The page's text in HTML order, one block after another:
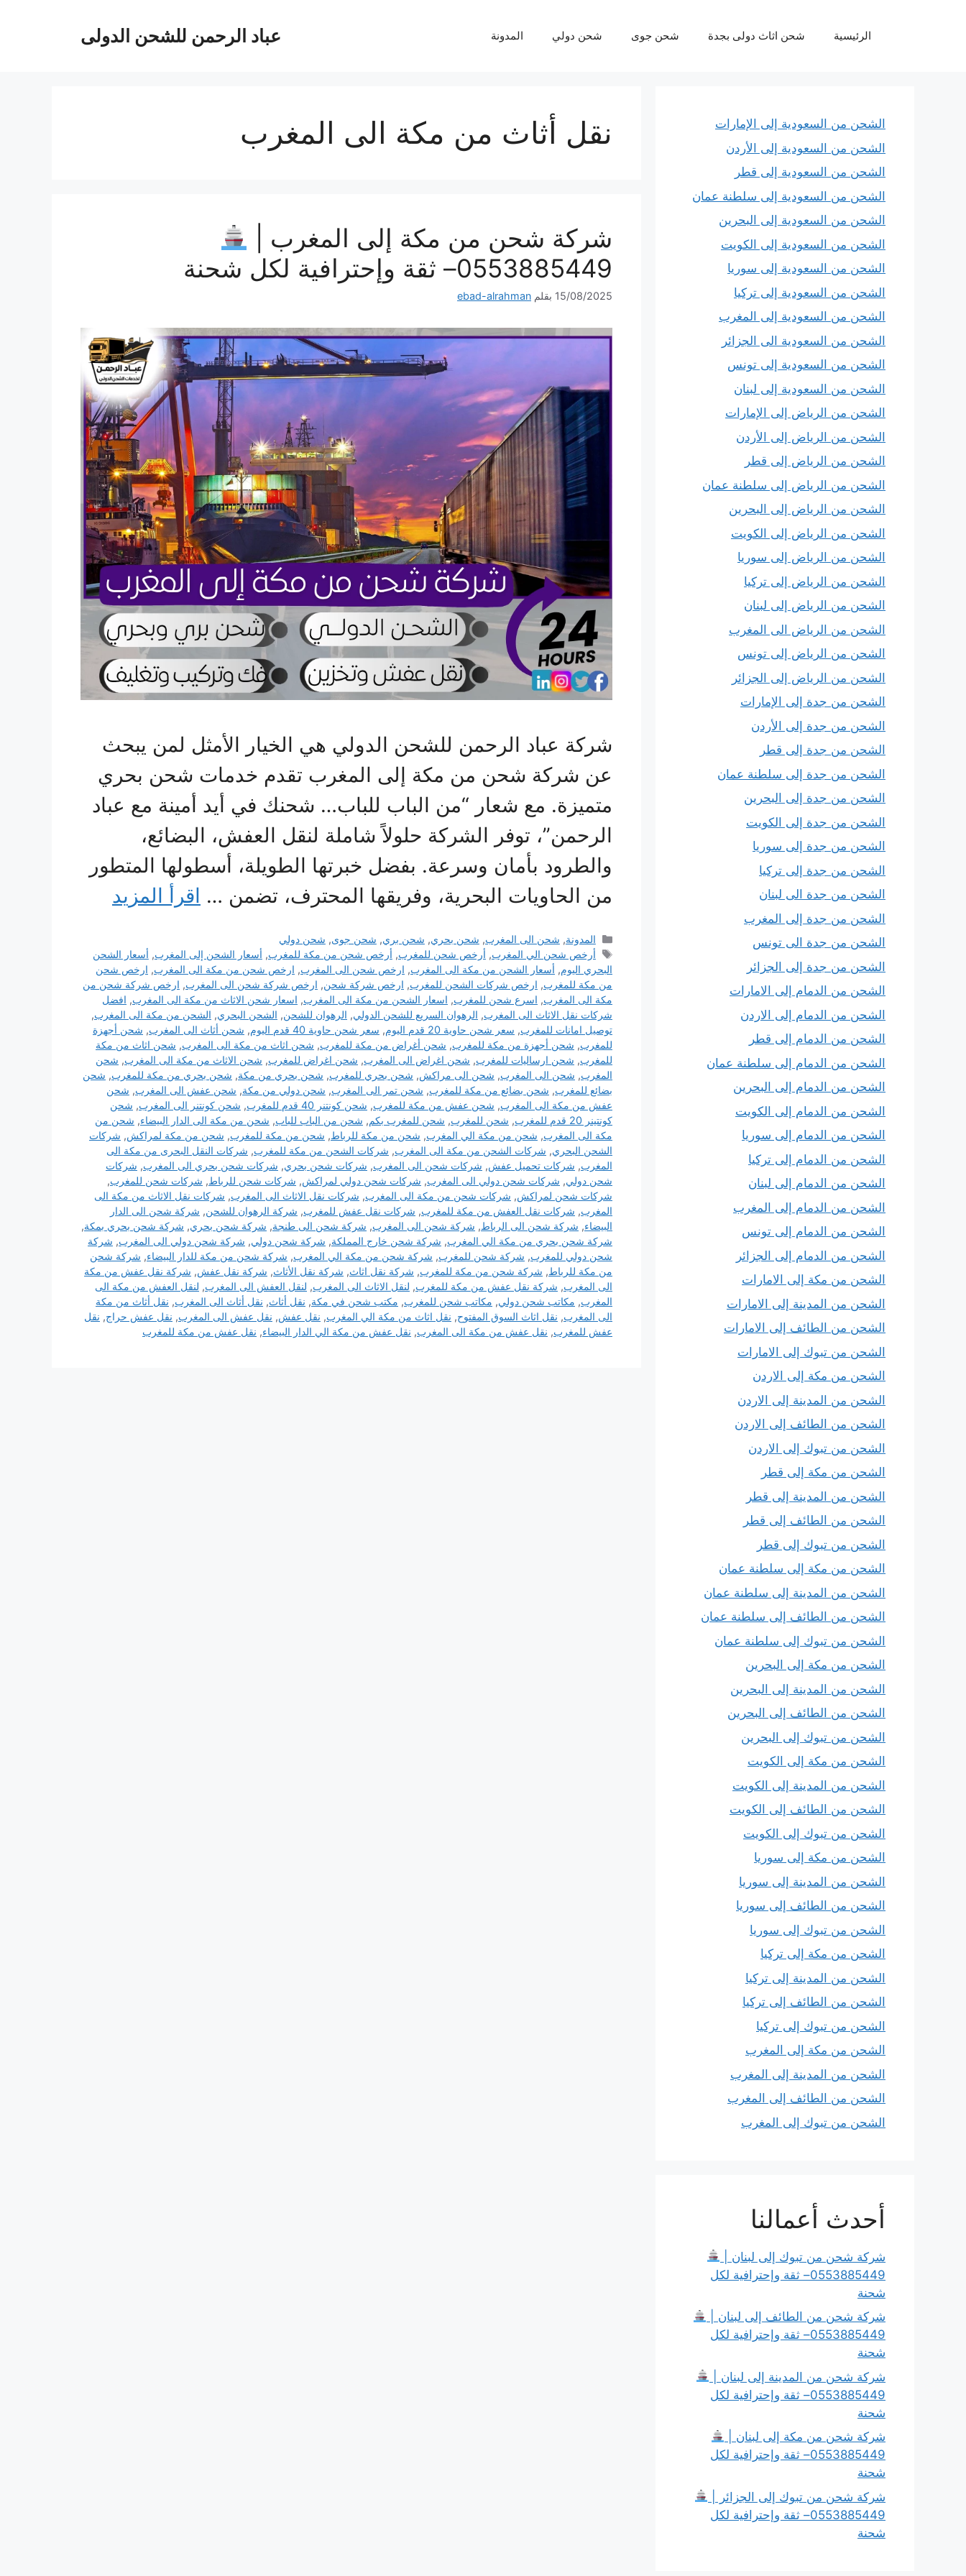
عباد الرحمن للشحن الدولى الرئيسية شحن اثاث دولى بجدة شحن جوى شحن دولي المدونة
نقل أثاث من مكة الى المغرب
شركة شحن من مكة إلى المغرب |
0553885449– ثقة وإحترافية لكل شحنة
15/08/2025 بقلم ebad-alrahman
شركة عباد الرحمن للشحن الدولي هي الخيار الأمثل لمن يبحث
عن شركة شحن من مكة إلى المغرب تقدم خدمات شحن بحري
متميزة. مع شعار “من الباب للباب… شحنك في أيد أمينة مع عباد
الرحمن”، توفر الشركة حلولاً شاملة لنقل العفش، البضائع،
والطرود بأمان وسرعة. بفضل خبرتها الطويلة، أسطولها المتطور
من الحاويات البحرية، وفريقها المحترف، تضمن … اقرأ المزيد
التصنيفات
المدونة, شحن الى المغرب, شحن بحري, شحن بري, شحن جوى, شحن دولي
الوسوم
أرخص شحن الي المغرب, أرخص شحن للمغرب, أرخص شحن من مكة للمغرب, أسعار الشحن إلى المغرب, أسعار الشحن
البحري اليوم, أسعار الشحن من مكة الى المغرب, ارخص شحن الى المغرب, ارخص شحن من مكة الى المغرب, ارخص شحن
من مكة للمغرب, ارخص شركات الشحن للمغرب, ارخص شركة شحن, ارخص شركة شحن الى المغرب, ارخص شركة شحن من
مكة الى المغرب, اسرع شحن للمغرب, اسعار الشحن من مكة الى المغرب, اسعار شحن الاثاث من مكة الى المغرب, افضل
شركات نقل الاثاث الى المغرب, الرهوان السريع للشحن الدولي, الرهوان للشحن, الشحن البحري, الشحن من مكة الى المغرب,
توصيل امانات للمغرب, سعر شحن حاوية 20 قدم اليوم , سعر شحن حاوية 40 قدم اليوم , شحن أثاث الى المغرب, شحن أجهزة
للمغرب, شحن أجهزة من مكة للمغرب, شحن أغراض من مكة للمغرب, شحن اثاث من مكة الى المغرب, شحن اثاث من مكة
للمغرب, شحن ارساليات للمغرب, شحن اغراض الى المغرب, شحن اغراض للمغرب, شحن الاثاث من مكة الى المغرب, شحن
المغرب, شحن الى المغرب, شحن الى مراكش, شحن بحري للمغرب, شحن بحري من مكة, شحن بحري من مكة للمغرب, شحن
بضائع للمغرب, شحن بضائع من مكة للمغرب, شحن تمر الى المغرب, شحن دولي من مكة, شحن عفش الى المغرب, شحن
عفش من مكة الى المغرب, شحن عفش من مكة للمغرب, شحن كونتنر 40 قدم للمغرب , شحن كونتنر الى المغرب, شحن
كونتينر 20 قدم للمغرب
, شحن للمغرب, شحن للمغرب بكم, شحن من الباب للباب, شحن من مكة الى الدار البيضاء, شحن من
مكة الى المغرب, شحن من مكة الي المغرب, شحن من مكة للرباط, شحن من مكة للمغرب, شحن من مكة لمراكش, شركات
الشحن البحري, شركات الشحن من مكة الى المغرب, شركات الشحن من مكة للمغرب, شركات النقل البحرى من مكة الى
المغرب, شركات تحميل عفش, شركات شحن الى المغرب, شركات شحن بحري, شركات شحن بحري الى المغرب, شركات
شحن دولي, شركات شحن دولي الى المغرب, شركات شحن دولي لمراكش, شركات شحن للرباط, شركات شحن للمغرب,
شركات شحن لمراكش, شركات شحن من مكة الى المغرب, شركات نقل الاثاث الى المغرب, شركات نقل الاثاث من مكة الى
المغرب, شركات نقل العفش من مكة للمغرب, شركات نقل عفش للمغرب, شركة الرهوان للشحن, شركة شحن الى الدار
البيضاء, شركة شحن الى الرباط, شركة شحن الى المغرب, شركة شحن الى طنجة, شركة شحن بحري, شركة شحن بحري بمكة,
شركة شحن بحري من مكة الي المغرب, شركة شحن خارج المملكة, شركة شحن دولي, شركة شحن دولي الى المغرب, شركة
شحن دولي للمغرب, شركة شحن للمغرب, شركة شحن من مكة الي المغرب, شركة شحن من مكة للدار البيضاء, شركة شحن
من مكة للرباط, شركة شحن من مكة للمغرب, شركة نقل اثاث, شركة نقل الأثاث, شركة نقل عفش, شركة نقل عفش من مكة
الى المغرب, شركة نقل عفش من مكة للمغرب, لنقل الاثاث الى المغرب, لنقل العفش الى المغرب, لنقل العفش من مكة الى
المغرب, مكاتب شحن دولي, مكاتب شحن للمغرب, مكتب شحن في مكة, نقل أثاث, نقل أثاث الى المغرب, نقل أثاث من مكة
الى المغرب, نقل اثاث السوق المفتوح, نقل اثاث من مكة الي المغرب, نقل عفش, نقل عفش الى المغرب, نقل عفش حراج, نقل
عفش للمغرب, نقل عفش من مكة الى المغرب, نقل عفش من مكة الي الدار البيضاء, نقل عفش من مكة للمغرب
الشحن من السعودية إلى الإمارات
الشحن من السعودية إلى الأردن
الشحن من السعودية إلى قطر
الشحن من السعودية إلى سلطنة عمان
الشحن من السعودية إلى البحرين
الشحن من السعودية إلى الكويت
الشحن من السعودية إلى سوريا
الشحن من السعودية إلى تركيا
الشحن من السعودية إلى المغرب
الشحن من السعودية الى الجزائر
الشحن من السعودية إلى تونس
الشحن من السعودية إلى لبنان
الشحن من الرياض إلى الإمارات
الشحن من الرياض إلى الأردن
الشحن من الرياض إلى قطر
الشحن من الرياض إلى سلطنة عمان
الشحن من الرياض إلى البحرين
الشحن من الرياض إلى الكويت
الشحن من الرياض إلى سوريا
الشحن من الرياض إلى تركيا
الشحن من الرياض إلى لبنان
الشحن من الرياض الى المغرب
الشحن من الرياض إلى تونس
الشحن من الرياض إلى الجزائر
الشحن من جدة إلى الإمارات
الشحن من جدة إلى الأردن
الشحن من جدة إلى قطر
الشحن من جدة إلى سلطنة عمان
الشحن من جدة إلى البحرين
الشحن من جدة إلى الكويت
الشحن من جدة إلى سوريا
الشحن من جدة إلى تركيا
الشحن من جدة الى لبنان
الشحن من جدة إلى المغرب
الشحن من جدة الى تونس
الشحن من جدة إلى الجزائر
الشحن من الدمام إلى الامارات
الشحن من الدمام إلى الاردن
الشحن من الدمام إلى قطر
الشحن من الدمام إلى سلطنة عمان
الشحن من الدمام إلى البحرين
الشحن من الدمام إلى الكويت
الشحن من الدمام إلى سوريا
الشحن من الدمام إلى تركيا
الشحن من الدمام إلى لبنان
الشحن من الدمام إلى المغرب
الشحن من الدمام إلى تونس
الشحن من الدمام إلى الجزائر
الشحن من مكة إلى الامارات
الشحن من المدينة إلى الامارات
الشحن من الطائف إلى الامارات
الشحن من تبوك إلى الامارات
الشحن من مكة إلى الاردن
الشحن من المدينة إلى الاردن
الشحن من الطائف إلى الاردن
الشحن من تبوك إلى الاردن
الشحن من مكة إلى قطر
الشحن من المدينة إلى قطر
الشحن من الطائف إلى قطر
الشحن من تبوك إلى قطر
الشحن من مكة إلى سلطنة عمان
الشحن من المدينة إلى سلطنة عمان
الشحن من الطائف إلى سلطنة عمان
الشحن من تبوك إلى سلطنة عمان
الشحن من مكة إلى البحرين
الشحن من المدينة إلى البحرين
الشحن من الطائف إلى البحرين
الشحن من تبوك إلى البحرين
الشحن من مكة إلى الكويت
الشحن من المدينة إلى الكويت
الشحن من الطائف إلى الكويت
الشحن من تبوك إلى الكويت
الشحن من مكة إلى سوريا
الشحن من المدينة إلى سوريا
الشحن من الطائف إلى سوريا
الشحن من تبوك إلى سوريا
الشحن من مكة إلى تركيا
الشحن من المدينة إلى تركيا
الشحن من الطائف إلى تركيا
الشحن من تبوك إلى تركيا
الشحن من مكة إلى المغرب
الشحن من المدينة إلى المغرب
الشحن من الطائف إلى المغرب
الشحن من تبوك إلى المغرب
أحدث أعمالنا
شركة شحن من تبوك إلى لبنان |
0553885449– ثقة وإحترافية لكل
شحنة
شركة شحن من الطائف إلى لبنان |
0553885449– ثقة وإحترافية لكل
شحنة
شركة شحن من المدينة إلى لبنان |
0553885449– ثقة وإحترافية لكل
شحنة
شركة شحن من مكة إلى لبنان |
0553885449– ثقة وإحترافية لكل
شحنة
شركة شحن من تبوك إلى الجزائر |
0553885449– ثقة وإحترافية لكل
شحنة